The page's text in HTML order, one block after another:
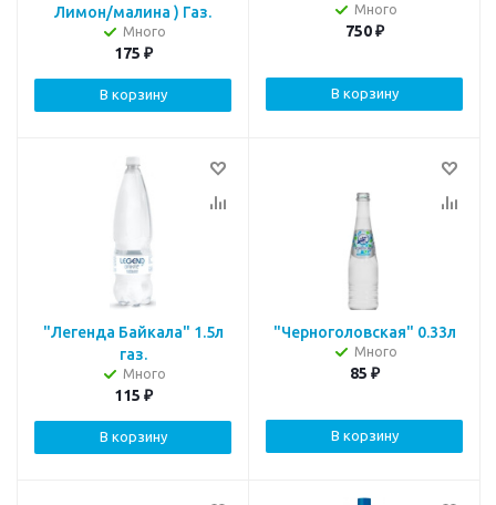
Лимон/малина ) Газ.
Много
175 ₽
В корзину
Много
750₽
В корзину
"Легенда Байкала" 1.5л
газ.
Много
115 ₽
В корзину
"Черноголовская" 0.33л
Много
85 ₽
В корзину